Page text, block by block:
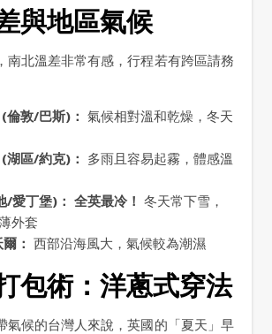
與地區氣候
南北溫差非常有感，行程若有跨區請務
倫敦/巴斯)： 氣候相對溫和乾燥，冬天
湖區/約克)： 多雨且容易起霧，體感溫
/愛丁堡)： 全英最冷！ 冬天常下雪，
外套
： 西部沿海風大，氣候較為潮濕
包術：洋蔥式穿法
氣候的台灣人來說，英國的「夏天」早